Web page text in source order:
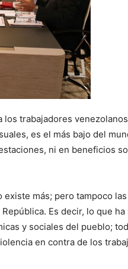
los trabajadores
es el más bajo del
ni en beneficios
más; pero tampoco
Es decir, lo que
y sociales del pueblo;
en contra de los